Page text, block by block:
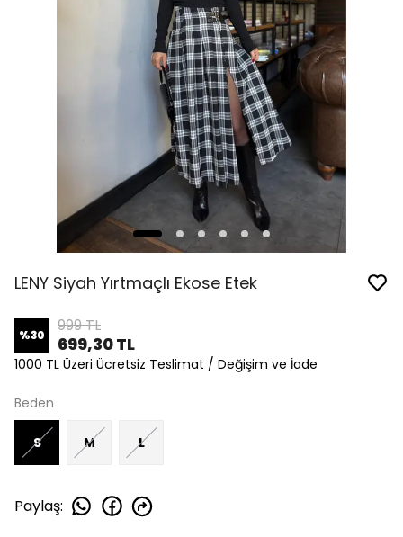
LENY Siyah Yırtmaçlı Ekose Etek
%30 999 TL
699,30 TL
1000 TL Üzeri Ücretsiz Teslimat / Değişim ve İade
Beden
S M L
Paylaş: